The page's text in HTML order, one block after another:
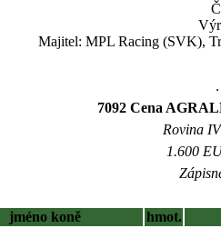
Majitel: MPL Racing (SVK),
7092 Cena
Rovina
1.600
jméno koně
hmot.